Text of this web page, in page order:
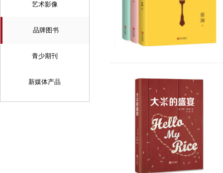
艺术影像
品牌图书
青少期刊
新媒体产品